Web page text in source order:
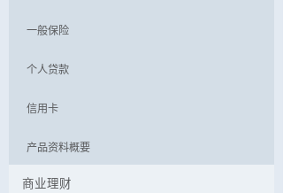
一般保险
个人贷款
信用卡
产品资料概要
商业理财